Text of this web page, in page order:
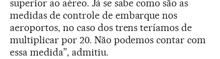
superior ao aéreo. Já se sabe como são as
medidas de controle de embarque nos
aeroportos, no caso dos trens teríamos de
multiplicar por 20. Não podemos contar com
essa medida”, admitiu.